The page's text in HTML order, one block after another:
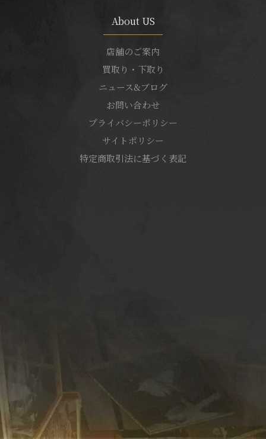
About US
店舗のご案内
買取り・下取り
ニュース&ブログ
お問い合わせ
プライバシーポリシー
サイトポリシー
特定商取引法に基づく表記